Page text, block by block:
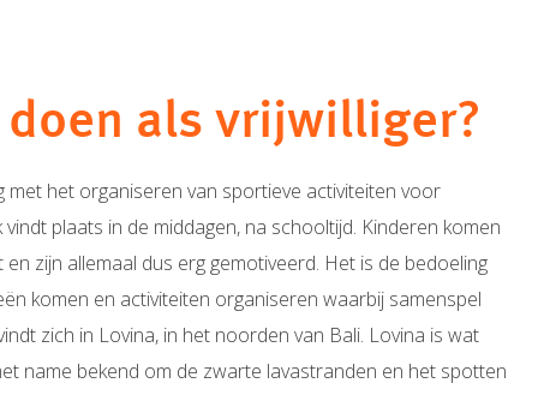
als vrijwilliger?
met het organiseren van sportieve activiteiten voor
plaats in de middagen, na schooltijd. Kinderen komen
zijn allemaal dus erg gemotiveerd. Het is de bedoeling
komen en activiteiten organiseren waarbij samenspel
zich in Lovina, in het noorden van Bali. Lovina is wat
name bekend om de zwarte lavastranden en het spotten